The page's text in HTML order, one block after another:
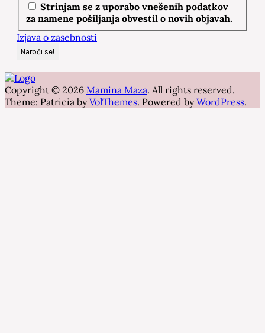
Strinjam se z uporabo vnešenih podatkov
za namene pošiljanja obvestil o novih objavah.
Izjava o zasebnosti
Copyright © 2026 Mamina Maza. All rights reserved.
Theme: Patricia byVolThemes. Powered byWordPress.